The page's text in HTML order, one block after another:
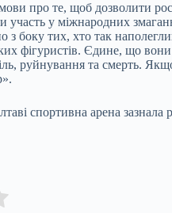
про те, щоб дозволити
участь у міжнародних
з боку тих, хто так
фігуристів. Єдине, що
руйнування та смерть.
спортивна арена зазнала